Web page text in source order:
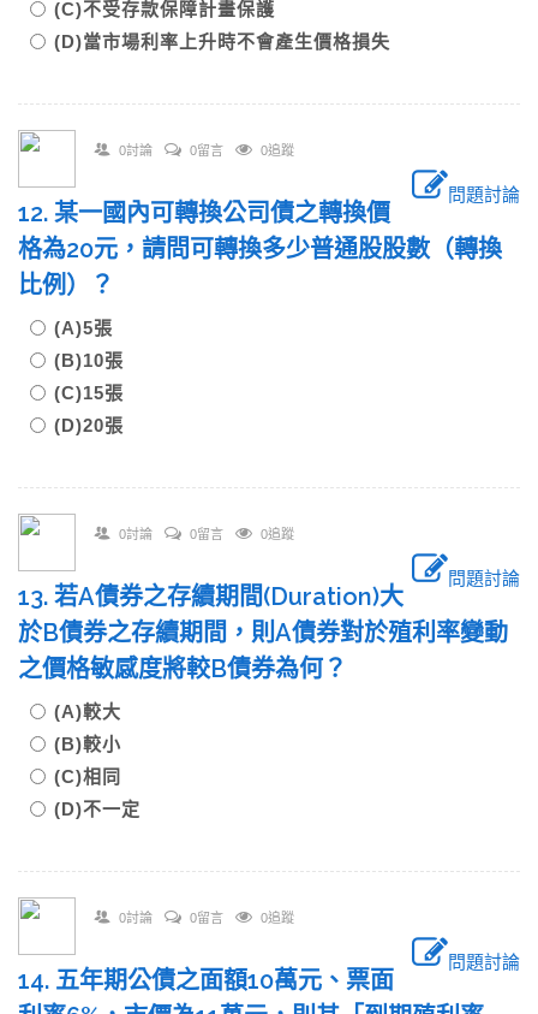
(C)不受存款保障計畫保護
(D)當市場利率上升時不會產生價格損失
0討論 0留言 0追蹤
問題討論
12. 某一國內可轉換公司債之轉換價
格為20元，請問可轉換多少普通股股數（轉換
比例）？
(A)5張
(B)10張
(C)15張
(D)20張
0討論 0留言 0追蹤
問題討論
13. 若A債券之存續期間(Duration)大
於B債券之存續期間，則A債券對於殖利率變動
之價格敏感度將較B債券為何？
(A)較大
(B)較小
(C)相同
(D)不一定
0討論 0留言 0追蹤
問題討論
14. 五年期公債之面額10萬元、票面